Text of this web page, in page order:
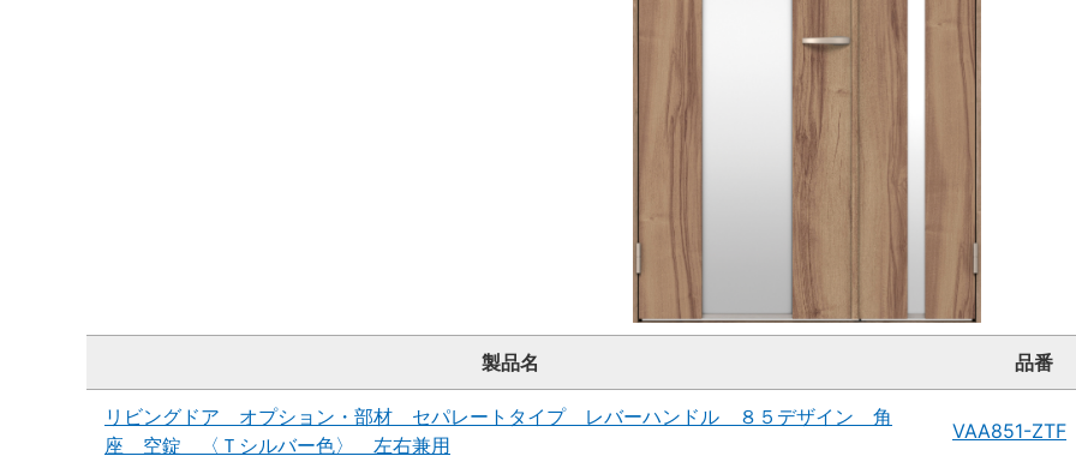
製品名 品番
リビングドア オプション・部材 セパレートタイプ レバーハンドル ８５デザイン 角
座 空錠 〈Ｔシルバー色〉 左右兼用
VAA851-ZTF